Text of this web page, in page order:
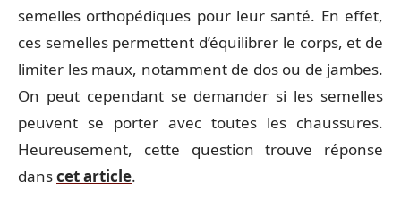
semelles orthopédiques pour leur santé. En effet,
ces semelles permettent d’équilibrer le corps, et de
limiter les maux, notamment de dos ou de jambes.
On peut cependant se demander si les semelles
peuvent se porter avec toutes les chaussures.
Heureusement, cette question trouve réponse
danscet article.